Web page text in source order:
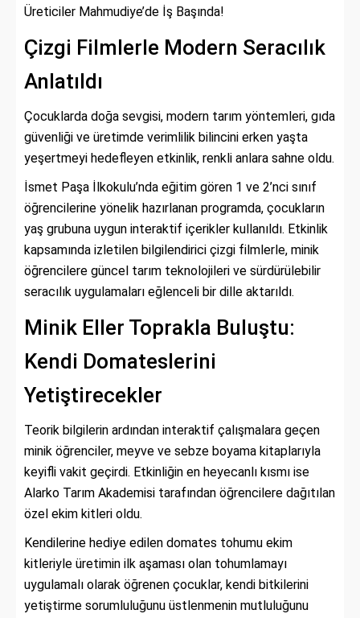
Üreticiler Mahmudiye’de İş Başında!
Çizgi Filmlerle Modern Seracılık
Anlatıldı
Çocuklarda doğa sevgisi, modern tarım yöntemleri, gıda
güvenliği ve üretimde verimlilik bilincini erken yaşta
yeşertmeyi hedefleyen etkinlik, renkli anlara sahne oldu.
İsmet Paşa İlkokulu’nda eğitim gören 1 ve 2’nci sınıf
öğrencilerine yönelik hazırlanan programda, çocukların
yaş grubuna uygun interaktif içerikler kullanıldı. Etkinlik
kapsamında izletilen bilgilendirici çizgi filmlerle, minik
öğrencilere güncel tarım teknolojileri ve sürdürülebilir
seracılık uygulamaları eğlenceli bir dille aktarıldı.
Minik Eller Toprakla Buluştu:
Kendi Domateslerini
Yetiştirecekler
Teorik bilgilerin ardından interaktif çalışmalara geçen
minik öğrenciler, meyve ve sebze boyama kitaplarıyla
keyifli vakit geçirdi. Etkinliğin en heyecanlı kısmı ise
Alarko Tarım Akademisi tarafından öğrencilere dağıtılan
özel ekim kitleri oldu.
Kendilerine hediye edilen domates tohumu ekim
kitleriyle üretimin ilk aşaması olan tohumlamayı
uygulamalı olarak öğrenen çocuklar, kendi bitkilerini
yetiştirme sorumluluğunu üstlenmenin mutluluğunu